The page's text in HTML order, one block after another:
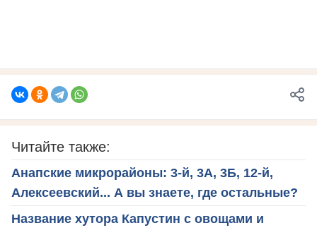
Читайте также:
Анапские микрорайоны: 3-й, 3А, 3Б, 12-й,
Алексеевский... А вы знаете, где остальные?
Название хутора Капустин с овощами и